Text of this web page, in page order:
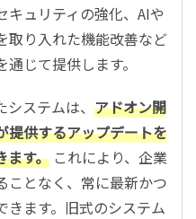
キュリティの強化、AIや
取り入れた機能改善など
じて提供します。
ステムは、 アドオン開
提供するアップデートを
ます。 これにより、企業
ことなく、常に最新かつ
きます。旧式のシステム